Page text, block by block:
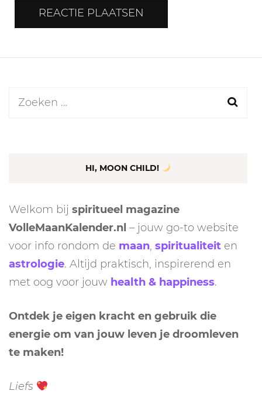
Zoeken
HI, MOON CHILD!
Welkom bij spiritueel magazine
VolleMaanKalender.nl – jouw go-to website
voor info rondom de maan, spiritualiteit en
astrologie. Altijd praktisch, inspirerend en
met oog voor jouw health & happiness.
Ontdek je eigen kracht en gebruik die
energie om van jouw leven je droomleven
te maken!
Liefs